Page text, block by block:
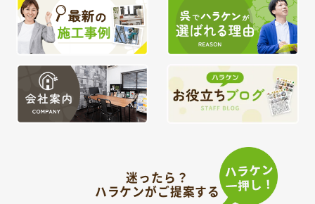
迷ったら？
ハラケンがご提案する